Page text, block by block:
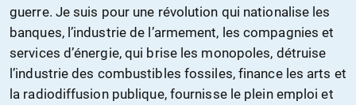
guerre. Je suis pour une révolution qui nationalise les
banques, l’industrie de l’armement, les compagnies et
services d’énergie, qui brise les monopoles, détruise
l’industrie des combustibles fossiles, finance les arts et
la radiodiffusion publique, fournisse le plein emploi et